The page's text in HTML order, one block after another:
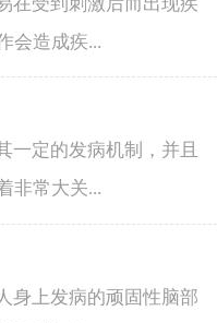
会造成疾...
一定的发病机制，并且
非常大关...
身上发病的顽固性脑部